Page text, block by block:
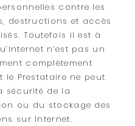
contre les
destructions et accès
Toutefois il est à
n’est pas un
complètement
le Prestataire ne peut
sécurité de la
ou du stockage des
sur Internet.